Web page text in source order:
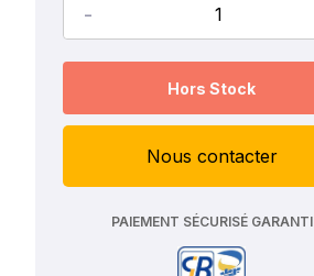
-
Hors Stock
Nous contacter
PAIEMENT SÉCURISÉ GARANTI